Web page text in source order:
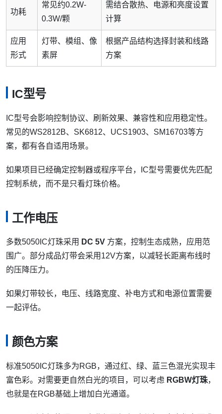
功耗
常见约0.2W-
0.3W/颗
需结合散热、电源和亮度设置
计算
应用
形式
灯带、模组、像
素屏
根据产品结构选择封装和线路
方案
IC型号
IC型号会影响控制协议、刷新效果、兼容性和应用稳定性。
常见的WS2812B、SK6812、UCS1903、SM16703等方
案，都有各自适用场景。
如果项目已经确定控制器或程序平台，IC型号需要优先匹配
控制系统，而不是只看灯珠价格。
工作电压
多数5050IC灯珠采用 DC 5V 方案，控制生态成熟，应用范
围广。部分成品灯带会采用12V方案，以减轻长距离布线时
的压降压力。
如果灯带较长，电压、线路宽度、补电方式和电源位置需要
一起评估。
颜色方案
标准5050IC灯珠多为RGB，通过红、绿、蓝三色混光实现丰
富色彩。对需要更自然白光的项目，可以考虑 RGBW灯珠，
也就是在RGB基础上增加白光通道。